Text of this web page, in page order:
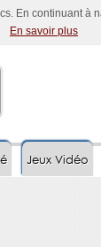
En continuant à
En savoir plus
Jeux Vidéo